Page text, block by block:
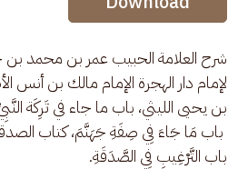
شرح العلامة الحبيب عمر بن محمد
لإمام دار الهجرة الإمام مالك بن أنس
بن يحيى الليثي، باب ما جاء في تَرِكَة
باب مَا جَاءَ فِي صِفَةِ جَهَنَّمَ، كتاب
باب التَّرْغِيبِ فِي الصَّدَقَةِ.